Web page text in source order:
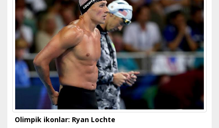
Olimpik ikonlar: Ryan Lochte